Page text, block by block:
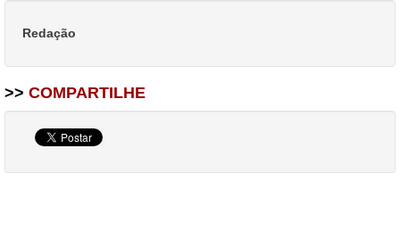
Redação
>> COMPARTILHE